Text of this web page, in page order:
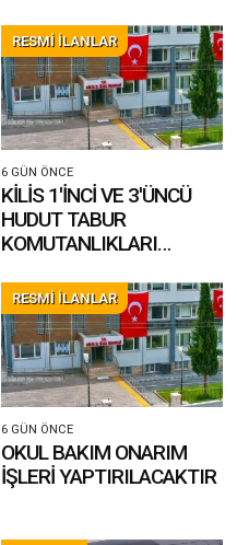
RESMİ İLANLAR
6 GÜN ÖNCE
KİLİS 1'İNCİ VE 3'ÜNCÜ
HUDUT TABUR
KOMUTANLIKLARI
SAHASINDA BULUNAN
SOYLU BÖLÜK MERKEZİ,
PASBKD ÇVŞ MEHMET
YALÇIN NANE HUDUT
KARAKOLU VE GÜLBABA
TABUR MERKEZİNDE
KULLANILMAK ÜZERE
MODÜLER SU DEPOSU
YAPIM İŞİ
RESMİ İLANLAR
6 GÜN ÖNCE
OKUL BAKIM ONARIM
İŞLERİ YAPTIRILACAKTIR